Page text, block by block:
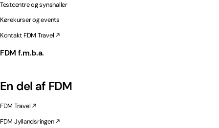
Testcentre og synshaller
Kørekurser og events
Kontakt FDM Travel
FDM f.m.b.a.
En del af FDM
FDM Travel
FDM Jyllandsringen